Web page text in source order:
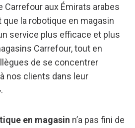
Carrefour aux Émirats arabes
la robotique en magasin
service plus efficace et plus
Carrefour, tout en
de se concentrer
nos clients dans leur
en magasin n’a pas fini de